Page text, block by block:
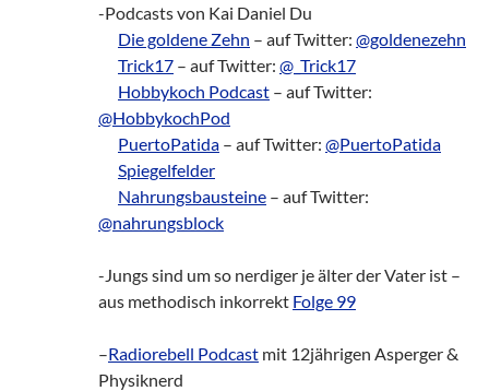
-Podcasts von Kai Daniel Du
Die goldene Zehn – auf Twitter: @goldenezehn
Trick17 – auf Twitter: @_Trick17
Hobbykoch Podcast – auf Twitter:
@HobbykochPod
PuertoPatida – auf Twitter: @PuertoPatida
Spiegelfelder
Nahrungsbausteine – auf Twitter:
@nahrungsblock
-Jungs sind um so nerdiger je älter der Vater ist –
aus methodisch inkorrekt Folge 99
–Radiorebell Podcast mit 12jährigen Asperger &
Physiknerd